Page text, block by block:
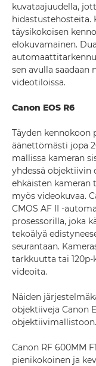
kuvataajuudella,
hidastustehosteita.
täysikokoisen
elokuvamainen.
sen avulla
videotiloissa.
Canon EOS R6
Täyden kennokoon
äänettömästi jopa
mallissa kameran
yhdessä objektiivin
ehkäisten kameran
myös videokuvaa.
CMOS AF II -
prosessorilla, joka
tekoälyä
seurantaan.
tarkkuutta tai
videoita.
Näiden
objektiiveja Canon
Canon RF 600MM
pienikokoinen ja